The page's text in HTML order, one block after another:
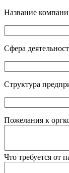
Название
Сфера
Структура
Пожелания к
Что требуется от